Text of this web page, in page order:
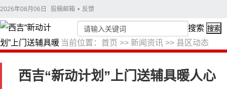
2026年08月06日 投稿邮箱 • 反馈
当前位置： 首页 >> 新闻资讯 >> 县区动态
搜索 搜索
西吉“新动计划”上门送辅具暖人心